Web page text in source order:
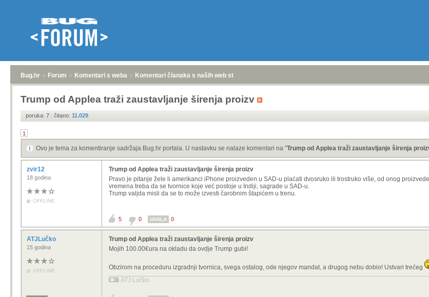
Bug.hr » Forum » Komentari s weba » Komentari članaka s naših web stranica
Trump od Applea traži zaustavljanje širenja proizv
poruka: 7 | čitano: 11.029
1
Ovo je tema za komentiranje sadržaja Bug.hr portala. U nastavku se nalaze komentari na "Trump od Applea traži zaustavljanje širenja
zvir12
18 godina
OFFLINE
Trump od Applea traži zaustavljanje širenja proizv
Pravo je pitanje žele li amerikanci iPhone proizveden u SAD-u plaćati dvosruko ili trostruko više, od onog
vremena treba da se tvornice koje već postoje u Indiji, sagrade u SAD-u.
Trump valjda misli da se to može izvesti čarobnim štapićem u trenu.
5 0 HVALA 0
ATJLučko
15 godina
OFFLINE
Trump od Applea traži zaustavljanje širenja proizv
Mojih 100.00€ura na okladu da ovdje Trump gubi!
Obzirom na proceduru izgradnji tvornica, svega ostalog, ode njegov mandat, a drugog nebu dobio! Ustvari trećeg
ATJ Lučko